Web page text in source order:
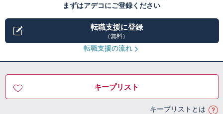
まずはアデコにご登録ください
転職支援に登録
（無料）
転職支援の流れ
キープリスト
キープリストとは